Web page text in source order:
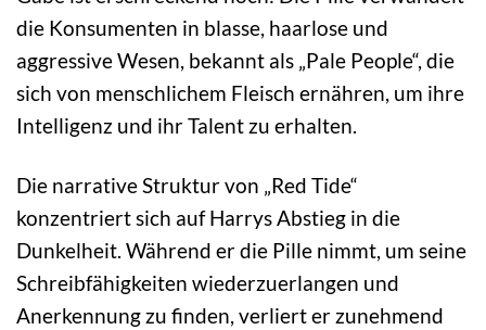
die Konsumenten in blasse, haarlose und
aggressive Wesen, bekannt als „Pale People“, die
sich von menschlichem Fleisch ernähren, um ihre
Intelligenz und ihr Talent zu erhalten.
Die narrative Struktur von „Red Tide“
konzentriert sich auf Harrys Abstieg in die
Dunkelheit. Während er die Pille nimmt, um seine
Schreibfähigkeiten wiederzuerlangen und
Anerkennung zu finden, verliert er zunehmend